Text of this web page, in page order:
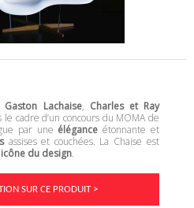
Gaston Lachaise, Charles et Ray
cadre d’un concours du MOMA de
par une élégance étonnante et
assises et couchées. La Chaise est
icône du design.
SUR CE PRODUIT >